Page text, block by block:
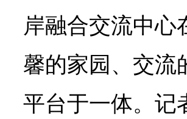
岸融合交流中心
馨的家园、交流
平台于一体。记